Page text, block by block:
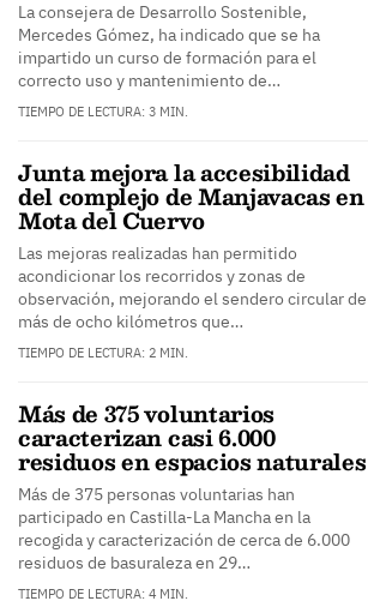
La consejera de Desarrollo Sostenible,
Mercedes Gómez, ha indicado que se ha
impartido un curso de formación para el
correcto uso y mantenimiento de…
TIEMPO DE LECTURA: 3 MIN.
Junta mejora la accesibilidad
del complejo de Manjavacas en
Mota del Cuervo
Las mejoras realizadas han permitido
acondicionar los recorridos y zonas de
observación, mejorando el sendero circular de
más de ocho kilómetros que…
TIEMPO DE LECTURA: 2 MIN.
Más de 375 voluntarios
caracterizan casi 6.000
residuos en espacios naturales
Más de 375 personas voluntarias han
participado en Castilla-La Mancha en la
recogida y caracterización de cerca de 6.000
residuos de basuraleza en 29…
TIEMPO DE LECTURA: 4 MIN.